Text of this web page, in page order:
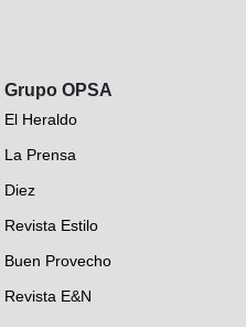
Grupo OPSA
El Heraldo
La Prensa
Diez
Revista Estilo
Buen Provecho
Revista E&N